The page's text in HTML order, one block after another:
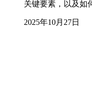
关键要素，以及如
2025年10月27日